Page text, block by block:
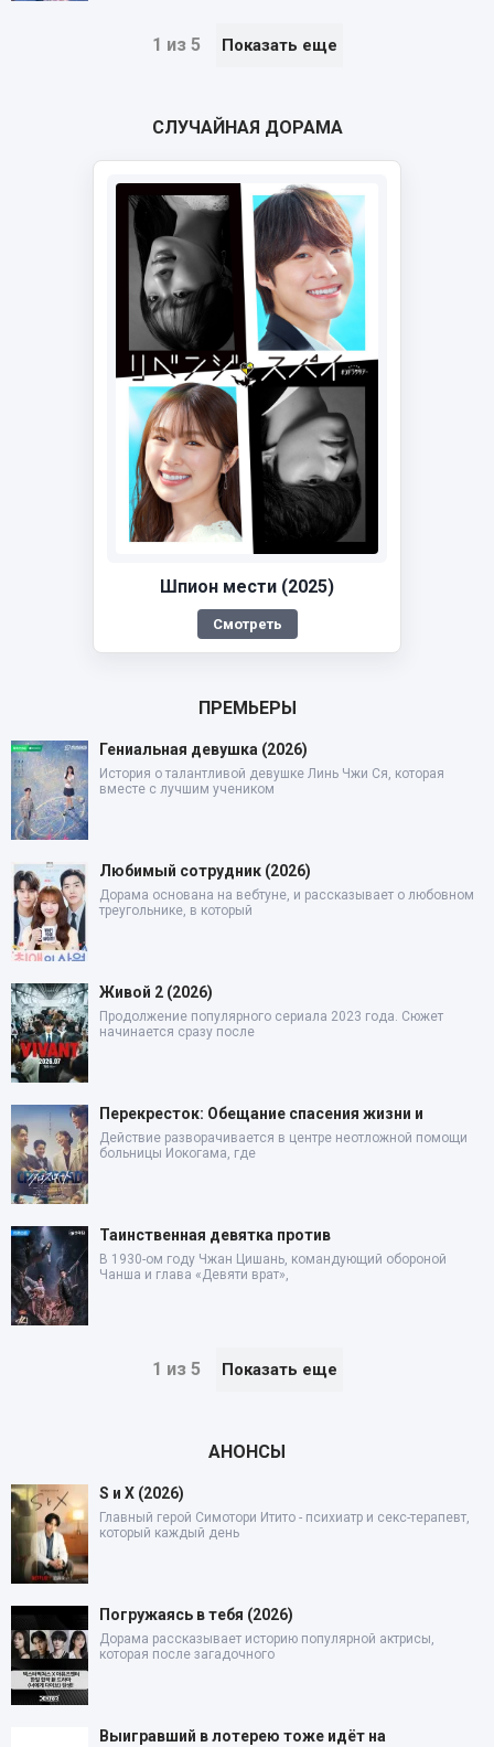
1 из 5 Показать еще
СЛУЧАЙНАЯ ДОРАМА
Шпион мести (2025)
Смотреть
ПРЕМЬЕРЫ
Гениальная девушка (2026)
История о талантливой девушке Линь Чжи Ся, которая
вместе с лучшим учеником
Любимый сотрудник (2026)
Дорама основана на вебтуне, и рассказывает о любовном
треугольнике, в который
Живой 2 (2026)
Продолжение популярного сериала 2023 года. Сюжет
начинается сразу после
Перекресток: Обещание спасения жизни и
Действие разворачивается в центре неотложной помощи
больницы Иокогама, где
Таинственная девятка против
В 1930-ом году Чжан Цишань, командующий обороной
Чанша и глава «Девяти врат»,
1 из 5 Показать еще
АНОНСЫ
S и X (2026)
Главный герой Симотори Итито - психиатр и секс-терапевт,
который каждый день
Погружаясь в тебя (2026)
Дорама рассказывает историю популярной актрисы,
которая после загадочного
Выигравший в лотерею тоже идёт на